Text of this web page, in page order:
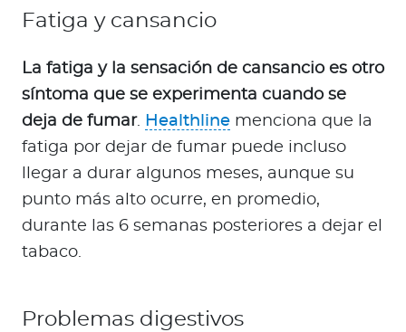
Fatiga y cansancio
La fatiga y la sensación de cansancio es otro
síntoma que se experimenta cuando se
deja de fumar. Healthline menciona que la
fatiga por dejar de fumar puede incluso
llegar a durar algunos meses, aunque su
punto más alto ocurre, en promedio,
durante las 6 semanas posteriores a dejar el
tabaco.
Problemas digestivos